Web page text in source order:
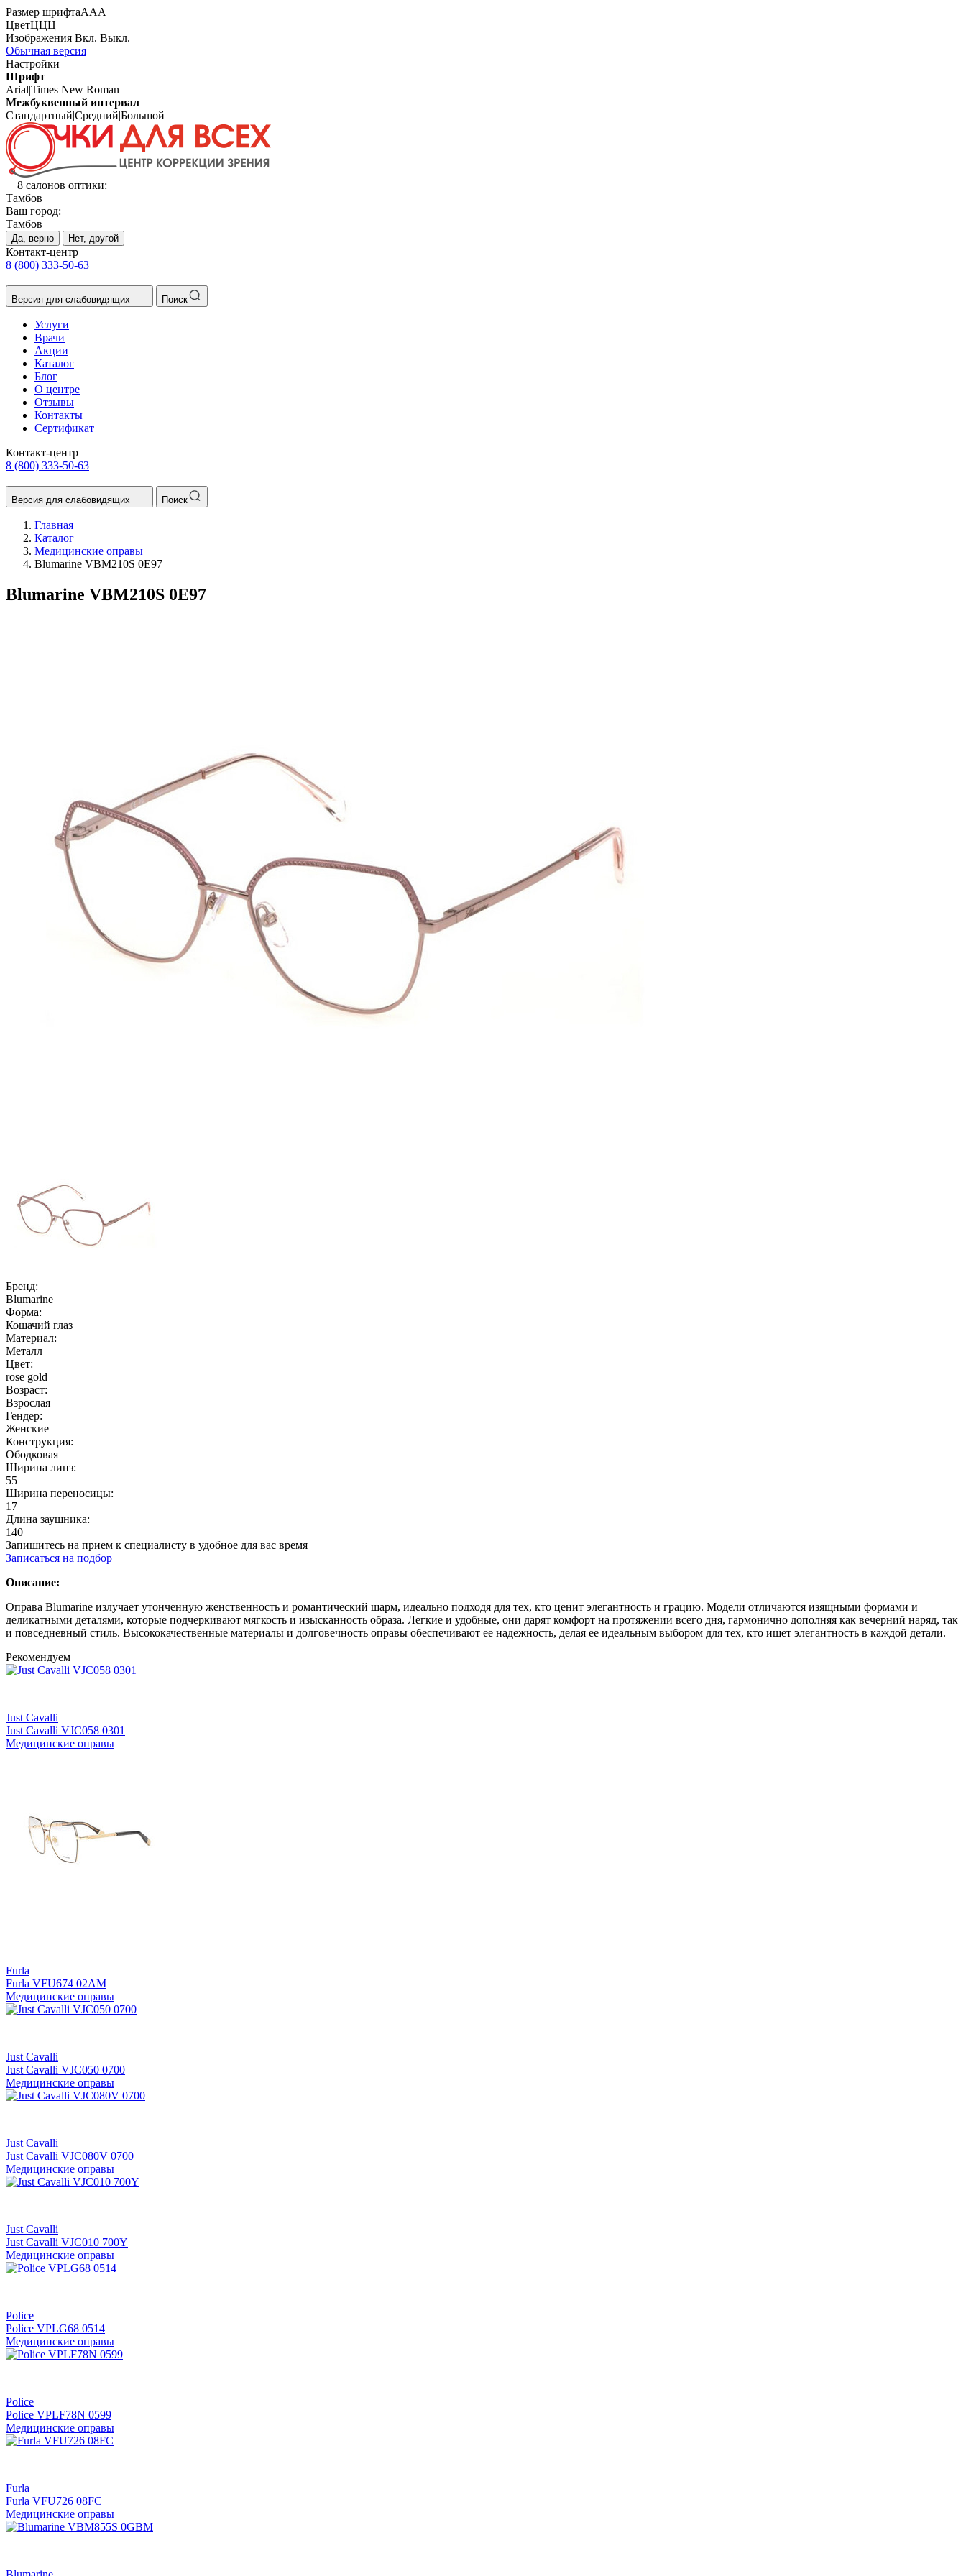
Размер шрифтаААА
ЦветЦЦЦ
Изображения Вкл. Выкл.
Обычная версия
Настройки
Шрифт
Arial|Times New Roman
Межбуквенный интервал
Стандартный|Средний|Большой
8 салонов оптики:
Тамбов
Ваш город:
Тамбов
Да, верно Нет, другой
Контакт-центр
8 (800) 333-50-63
Версия для слабовидящих Поиск
Услуги
Врачи
Акции
Каталог
Блог
О центре
Отзывы
Контакты
Сертификат
Контакт-центр
8 (800) 333-50-63
Версия для слабовидящих Поиск
Главная
Каталог
Медицинские оправы
Blumarine VBM210S 0Е97
Blumarine VBM210S 0Е97
Бренд:
Blumarine
Форма:
Кошачий глаз
Материал:
Металл
Цвет:
rose gold
Возраст:
Взрослая
Гендер:
Женские
Конструкция:
Ободковая
Ширина линз:
55
Ширина переносицы:
17
Длина заушника:
140
Запишитесь на прием к специалисту в удобное для вас время
Записаться на подбор
Описание:
Оправа Blumarine излучает утонченную женственность и романтический шарм, идеально подходя для тех, кто ценит элегантность и грацию. Модели отличаются изящными формами и
деликатными деталями, которые подчеркивают мягкость и изысканность образа. Легкие и удобные, они дарят комфорт на протяжении всего дня, гармонично дополняя как вечерний наряд, так
и повседневный стиль. Высококачественные материалы и долговечность оправы обеспечивают ее надежность, делая ее идеальным выбором для тех, кто ищет элегантность в каждой детали.
Рекомендуем
Just Cavalli
Just Cavalli VJC058 0301
Медицинские оправы
Furla
Furla VFU674 02AM
Медицинские оправы
Just Cavalli
Just Cavalli VJC050 0700
Медицинские оправы
Just Cavalli
Just Cavalli VJC080V 0700
Медицинские оправы
Just Cavalli
Just Cavalli VJC010 700Y
Медицинские оправы
Police
Police VPLG68 0514
Медицинские оправы
Police
Police VPLF78N 0599
Медицинские оправы
Furla
Furla VFU726 08FC
Медицинские оправы